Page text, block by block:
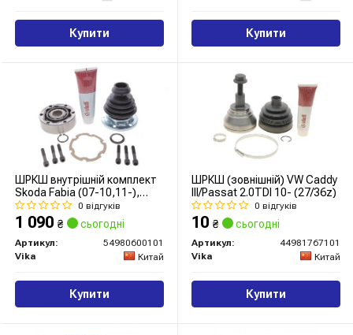
Купити Купити
ШРКШ внутрішній комплект
Skoda Fabia (07-10,11-),
Octavia (97-13, 13-)/VW Golf
(86-), Passat (87-), Polo
(97-), Tiguan (08-)
(54980600101) VIKA
0 відгуків
1 090 ₴ сьогодні
Артикул:
54980600101
Vika
Китай
Купити
ШРКШ (зовнішній) VW Caddy
III/Passat 2.0TDI 10- (27/36z)
0 відгуків
10 ₴ сьогодні
Артикул:
44981767101
Vika
Китай
Купити